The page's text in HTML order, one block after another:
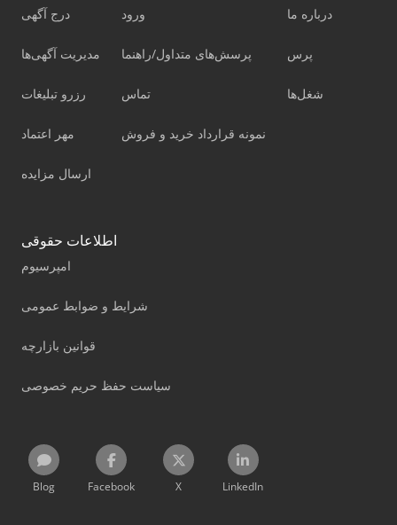
درج آگهی
مدیریت آگهی‌ها
رزرو تبلیغات
مهر اعتماد
ارسال مزایده
ورود
پرسش‌های متداول/راهنما
تماس
نمونه قرارداد خرید و فروش
درباره ما
پرس
شغل‌ها
اطلاعات حقوقی
امپرسیوم
شرایط و ضوابط عمومی
قوانین بازارچه
سیاست حفظ حریم خصوصی
Blog Facebook X LinkedIn